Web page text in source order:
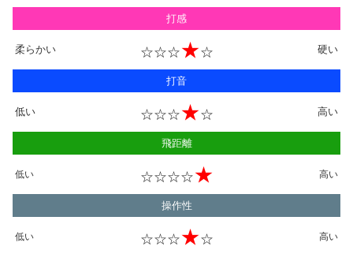
打感
柔らかい ☆☆☆★☆ 硬い
打音
低い ☆☆☆★☆ 高い
飛距離
低い ☆☆☆☆★ 高い
操作性
低い ☆☆☆★☆ 高い